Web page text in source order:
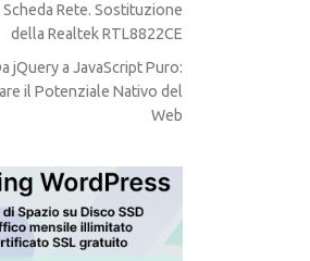
Scheda Rete. Sostituzione
della Realtek RTL8822CE
jQuery a JavaScript Puro:
il Potenziale Nativo del
Web